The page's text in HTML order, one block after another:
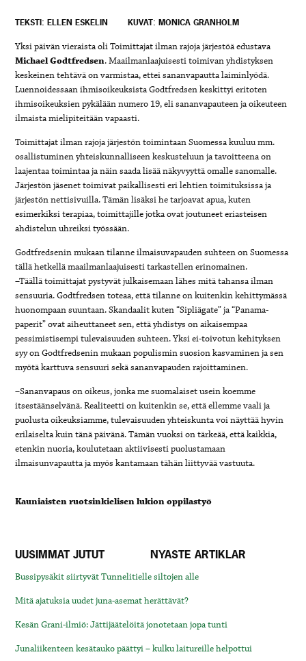
TEKSTI: ELLEN ESKELIN KUVAT: MONICA GRANHOLM
Yksi päivän vieraista oli Toimittajat ilman rajoja järjestöä edustava
Michael Godtfredsen. Maailmanlaajuisesti toimivan yhdistyksen
keskeinen tehtävä on varmistaa, ettei sananvapautta laiminlyödä.
Luennoidessaan ihmisoikeuksista Godtfredsen keskittyi eritoten
ihmisoikeuksien pykälään numero 19, eli sananvapauteen ja oikeuteen
ilmaista mielipiteitään vapaasti.
Toimittajat ilman rajoja järjestön toimintaan Suomessa kuuluu mm.
osallistuminen yhteiskunnalliseen keskusteluun ja tavoitteena on
laajentaa toimintaa ja näin saada lisää näkyvyyttä omalle sanomalle.
Järjestön jäsenet toimivat paikallisesti eri lehtien toimituksissa ja
järjestön nettisivuilla. Tämän lisäksi he tarjoavat apua, kuten
esimerkiksi terapiaa, toimittajille jotka ovat joutuneet eriasteisen
ahdistelun uhreiksi työssään.
Godtfredsenin mukaan tilanne ilmaisuvapauden suhteen on Suomessa
tällä hetkellä maailmanlaajuisesti tarkastellen erinomainen.
–Täällä toimittajat pystyvät julkaisemaan lähes mitä tahansa ilman
sensuuria. Godtfredsen toteaa, että tilanne on kuitenkin kehittymässä
huonompaan suuntaan. Skandaalit kuten “Sipliägate” ja “Panama-
paperit” ovat aiheuttaneet sen, että yhdistys on aikaisempaa
pessimistisempi tulevaisuuden suhteen. Yksi ei-toivotun kehityksen
syy on Godtfredsenin mukaan populismin suosion kasvaminen ja sen
myötä karttuva sensuuri sekä sananvapauden rajoittaminen.
–Sananvapaus on oikeus, jonka me suomalaiset usein koemme
itsestäänselvänä. Realiteetti on kuitenkin se, että ellemme vaali ja
puolusta oikeuksiamme, tulevaisuuden yhteiskunta voi näyttää hyvin
erilaiselta kuin tänä päivänä. Tämän vuoksi on tärkeää, että kaikkia,
etenkin nuoria, koulutetaan aktiivisesti puolustamaan
ilmaisunvapautta ja myös kantamaan tähän liittyvää vastuuta.
Kauniaisten ruotsinkielisen lukion oppilastyö
UUSIMMAT JUTUT NYASTE ARTIKLAR
Bussipysäkit siirtyvät Tunnelitielle siltojen alle
Mitä ajatuksia uudet juna-asemat herättävät?
Kesän Grani-ilmiö: Jättijäätelöitä jonotetaan jopa tunti
Junaliikenteen kesätauko päättyi – kulku laitureille helpottui